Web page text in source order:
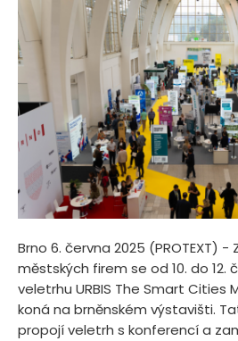
Brno 6. června 2025 (PROTEXT)
městských firem se od 10. do 12.
veletrhu URBIS The Smart Cities
koná na brněnském výstavišti.
propojí veletrh s konferencí a